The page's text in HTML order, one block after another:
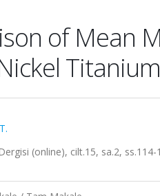
of Mean
(online), cilt.15, sa.2, ss.114-